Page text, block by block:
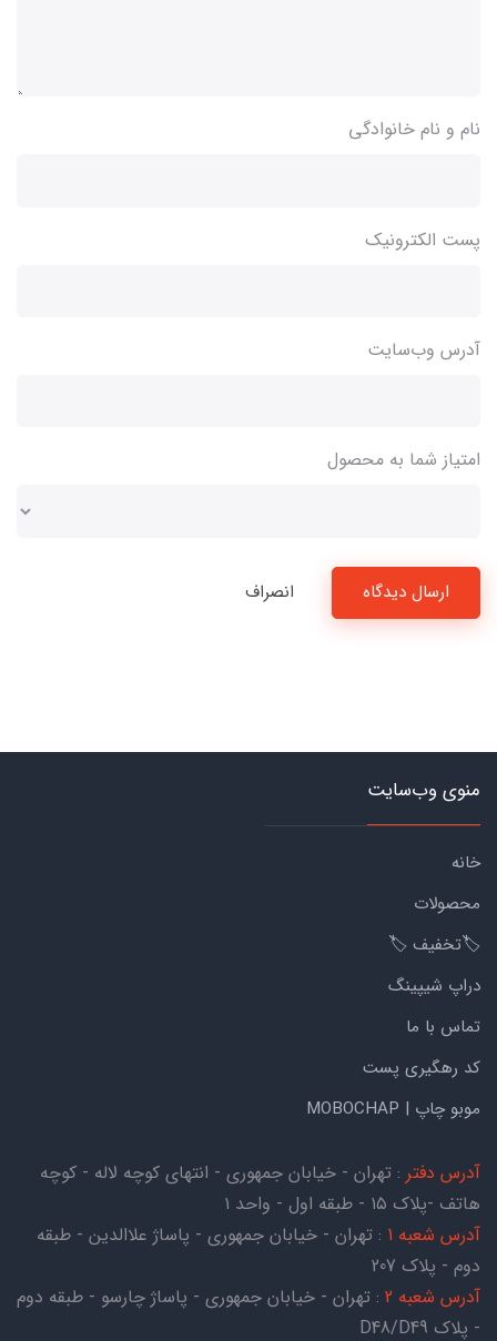
نام و نام خانوادگی
پست الکترونیک
آدرس وب‌سایت
امتیاز شما به محصول
ارسال دیدگاه انصراف
منوی وب‌سایت
خانه
محصولات
🏷️تخفیف 🏷️
دراپ شیپینگ
تماس با ما
کد رهگیری پست
موبو چاپ | MOBOCHAP
آدرس دفتر : تهران - خیابان جمهوری - انتهای کوچه لاله - کوچه
هاتف -پلاک ۱۵ - طبقه اول - واحد ۱
آدرس شعبه 1
: تهران - خیابان جمهوری - پاساژ علاالدین - طبقه
دوم - پلاک 207
آدرس شعبه 2
: تهران - خیابان جمهوری - پاساژ چارسو - طبقه دوم
- پلاک D48/D49